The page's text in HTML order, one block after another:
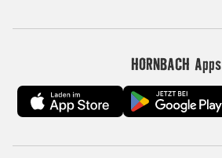
HORNBACH Apps